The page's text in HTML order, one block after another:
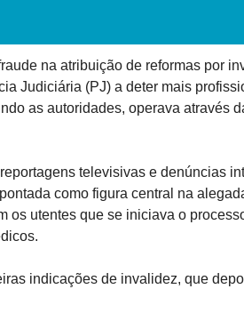
na atribuição de reformas por
Judiciária (PJ) a deter mais
as autoridades, operava através
televisivas e denúncias
como figura central na
os utentes que se iniciava o
indicações de invalidez, que